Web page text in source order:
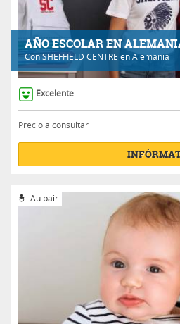
AÑO ESCOLAR EN
ConSHEFFIELD CENTRE en Alemania
Excelente
Precio a consultar
Au pair